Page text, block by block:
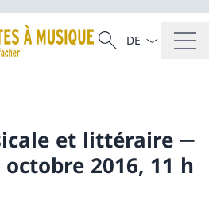
Recherche
Recherche
La langue
et littéraire ─
2016, 11 h